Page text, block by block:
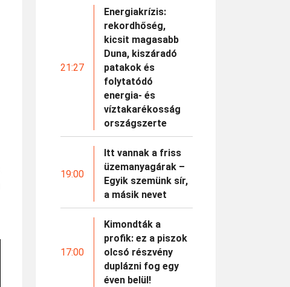
21:27
Energiakrízis:
rekordhőség,
kicsit magasabb
Duna, kiszáradó
patakok és
folytatódó
energia- és
víztakarékosság
országszerte
19:00
Itt vannak a friss
üzemanyagárak –
Egyik szemünk sír,
a másik nevet
17:00
Kimondták a
profik: ez a piszok
olcsó részvény
duplázni fog egy
éven belül!